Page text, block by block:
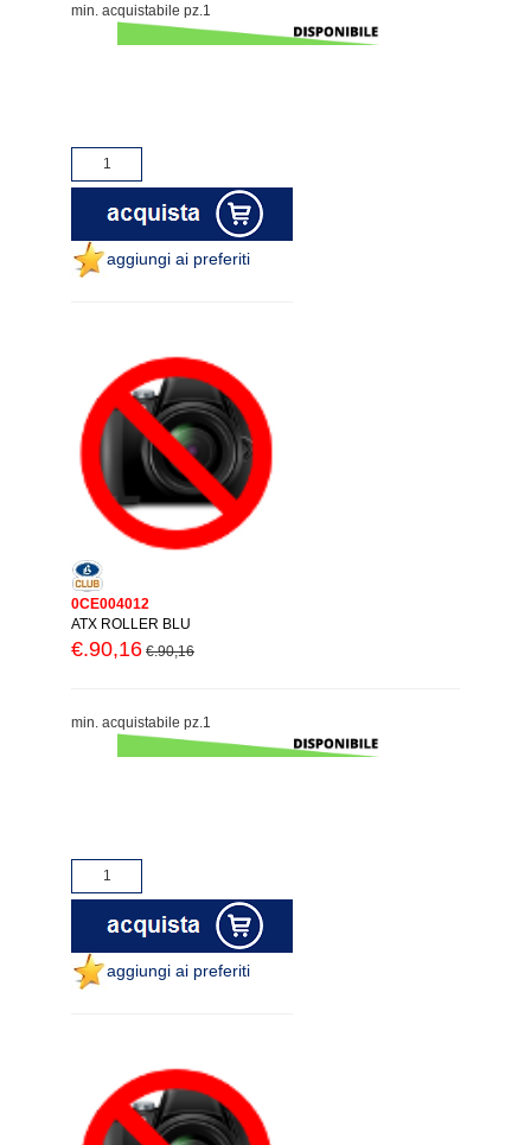
min. acquistabile pz.1
aggiungi ai preferiti
0CE004012
ATX ROLLER BLU
€.90,16 €.90,16
min. acquistabile pz.1
aggiungi ai preferiti